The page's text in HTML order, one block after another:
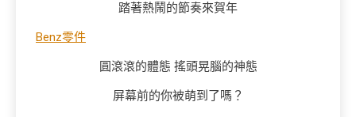
踏著熱鬧的節奏來賀年
Benz零件
圓滾滾的體態 搖頭晃腦的神態
屏幕前的你被萌到了嗎？